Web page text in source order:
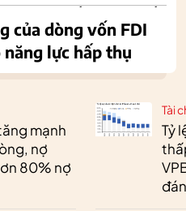
mạnh
nợ
80% nợ
Tài
Tỷ
của dòng vốn FDI
lực hấp thụ